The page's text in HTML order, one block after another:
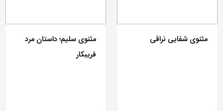
مثنوی شفایی نراقی
مثنوی سلیم؛ داستان مرد
فریبکار